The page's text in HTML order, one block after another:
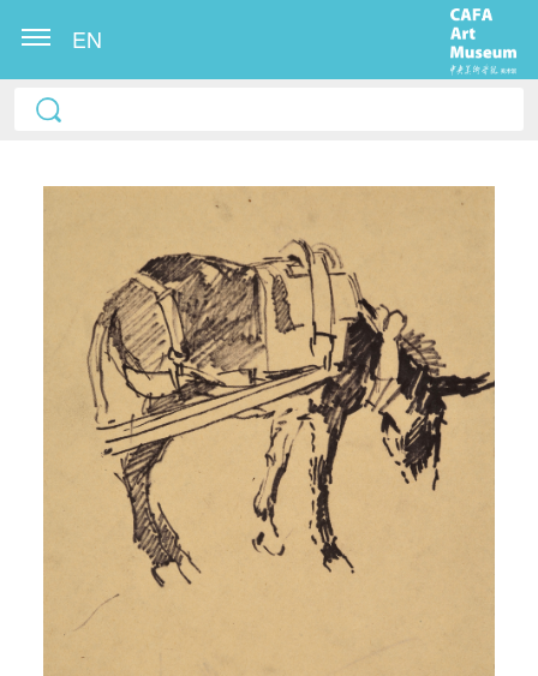
EN
快捷登录
手机号码
手机号码将作为您的登录账号